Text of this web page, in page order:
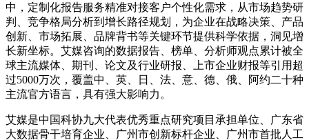
中，定制化报告服务精准对接客户个性化需求，从市场趋势研
判、竞争格局分析到增长路径规划，为企业在战略决策、产品
创新、市场拓展、品牌背书等关键环节提供科学依据，洞见增
长新坐标。艾媒咨询的数据报告、榜单、分析师观点累计被全
球主流媒体、期刊、论文及行业研报、上市企业财报等引用超
过5000万次，覆盖中、英、日、法、意、德、俄、阿约二十种
主流官方语言，具有强大影响力。
艾媒是中国科协九大代表优秀重点研究项目承担单位、广东省
大数据骨干培育企业、广州市创新标杆企业、广州市首批人工